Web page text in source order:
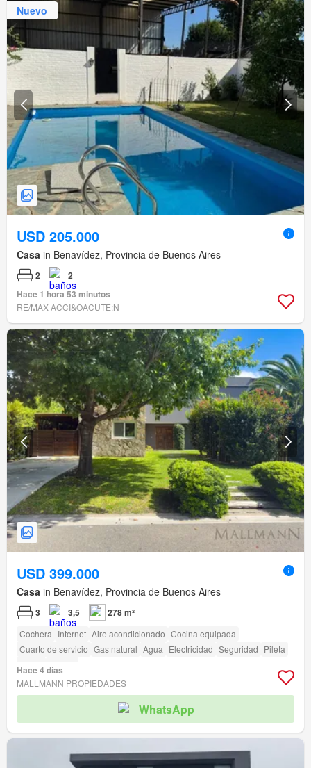
Nuevo
USD 205.000
Casa in Benavídez, Provincia de Buenos Aires
2
2
Hace 1 hora 53 minutos
RE/MAX ACCI&OACUTE;N
USD 399.000
Casa in Benavídez, Provincia de Buenos Aires
3 3,5 278 m²
Cochera Internet Aire acondicionado Cocina equipada
Cuarto de servicio Gas natural Agua Electricidad Seguridad Pileta
Jardín
Parrilla
Hace 4 días
MALLMANN PROPIEDADES
WhatsApp